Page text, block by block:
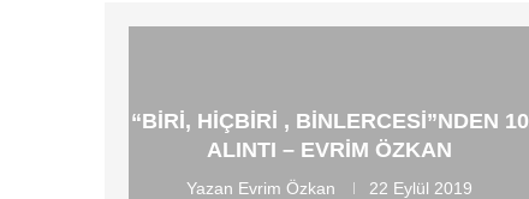
“BIRI, HIÇBIRI , BINLERCESI”NDEN 10
ALINTI – EVRIM ÖZKAN
Yazan Evrim Özkan 22 Eylül 2019